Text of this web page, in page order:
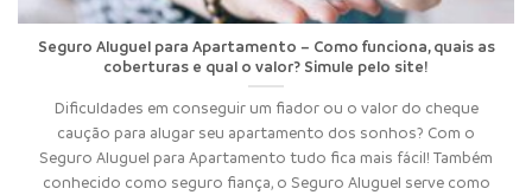
Seguro Aluguel para Apartamento – Como funciona, quais as
coberturas e qual o valor? Simule pelo site!
Dificuldades em conseguir um fiador ou o valor do cheque
caução para alugar seu apartamento dos sonhos? Com o
Seguro Aluguel para Apartamento tudo fica mais fácil! Também
conhecido como seguro fiança, o Seguro Aluguel serve como